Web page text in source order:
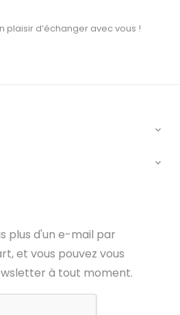
plaisir d’échanger avec vous !


plus d'un e-mail par
et vous pouvez vous
à tout moment.